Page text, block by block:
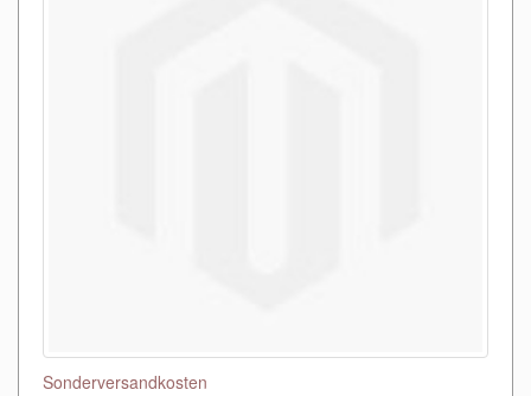
Sonderversandkosten